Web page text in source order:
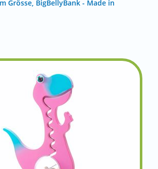
Grösse, BigBellyBank - Made in